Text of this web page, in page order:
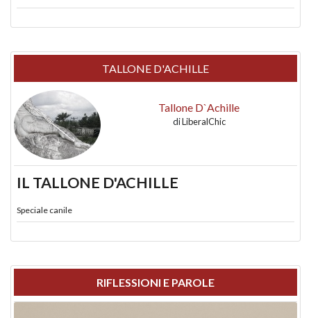
TALLONE D'ACHILLE
Tallone D`Achille
diLiberalChic
IL TALLONE D'ACHILLE
Speciale canile
RIFLESSIONI E PAROLE